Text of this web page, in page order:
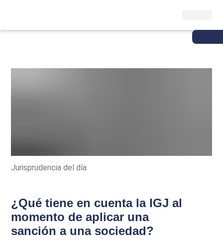
Jurisprudencia del día
¿Qué tiene en cuenta la IGJ al
momento de aplicar una
sanción a una sociedad?